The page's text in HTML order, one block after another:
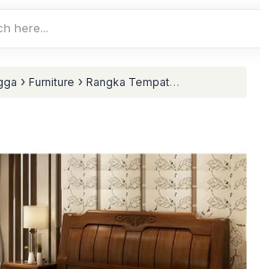
› Furniture › Rangka Tempat